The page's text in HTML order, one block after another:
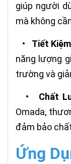
giúp người
mà không
• Tiết
năng lượng
trường và
• Chất
Omada,
đảm bảo
Ứng